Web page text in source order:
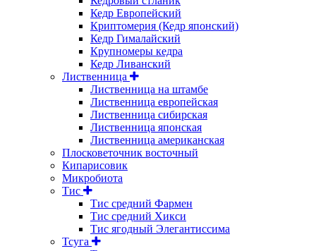
Кедр Европейский
Криптомерия (Кедр японский)
Кедр Гималайский
Крупномеры кедра
Кедр Ливанский
Лиственница
Лиственница на штамбе
Лиственница европейская
Лиственница сибирская
Лиственница японская
Лиственница американская
Плосковеточник восточный
Кипарисовик
Микробиота
Тис
Тис средний Фармен
Тис средний Хикси
Тис ягодный Элегантиссима
Тсуга